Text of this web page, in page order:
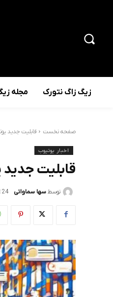
زیگ زاگ نتورک مجله
صفحه نخست قابلیت جدید
اخبار یوتیوب
قابلیت
توسطسها سماواتی 24 ژوئن 2024